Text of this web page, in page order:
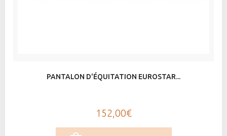
PANTALON D'ÉQUITATION EUROSTAR...
152,00€